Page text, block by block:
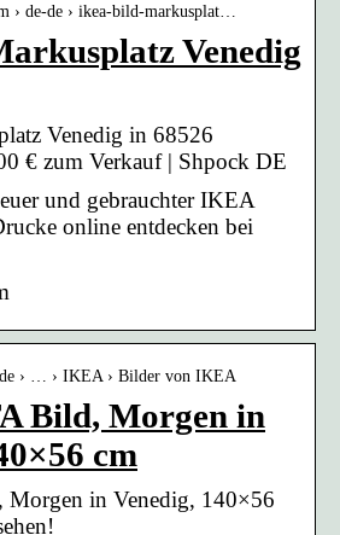
› de-de › ikea-bild-markusplat…
Venedig
Venedig in 68526
€ zum Verkauf | Shpock DE
und gebrauchter IKEA
online entdecken bei
› … › IKEA › Bilder von IKEA
Bild, Morgen in
cm
in Venedig, 140×56